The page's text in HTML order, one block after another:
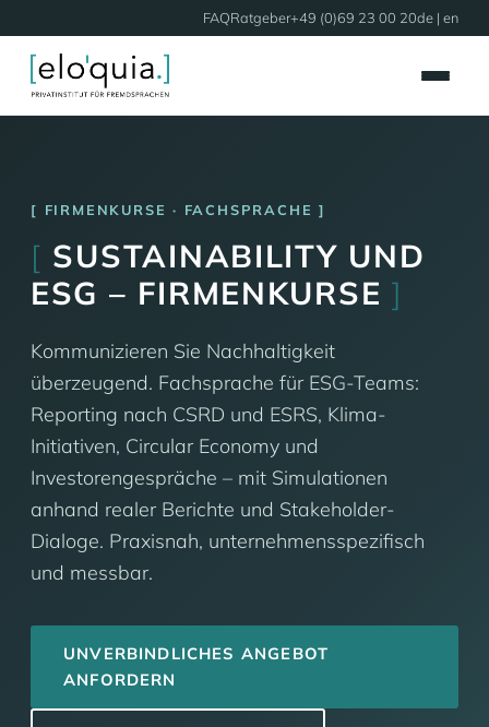
FAQRatgeber+49 (0)69 23 00 20de | en
FIRMENKURSE · FACHSPRACHE
[ SUSTAINABILITY UND
ESG – FIRMENKURSE]
Kommunizieren Sie Nachhaltigkeit
überzeugend. Fachsprache für ESG-Teams:
Reporting nach CSRD und ESRS, Klima-
Initiativen, Circular Economy und
Investorengespräche – mit Simulationen
anhand realer Berichte und Stakeholder-
Dialoge. Praxisnah, unternehmensspezifisch
und messbar.
UNVERBINDLICHES ANGEBOT
ANFORDERN